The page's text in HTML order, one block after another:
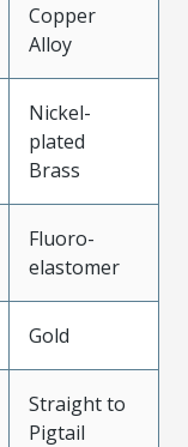
Copper
Alloy
Nickel-
plated
Brass
Fluoro-
elastomer
Gold
Straight to
Pigtail